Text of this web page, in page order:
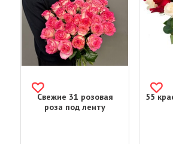
Свежие 31 розовая
роза под ленту
55